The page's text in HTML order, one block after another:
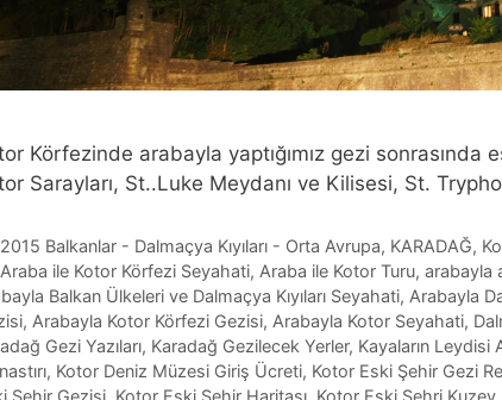
Körfezinde arabayla yaptığımız gezi
Sarayları, St..Luke Meydanı ve Kilisesi, St.
Categories
2015 Balkanlar - Dalmaçya Kıyıları - Orta Avrupa, KARADAĞ,
Tags
Araba ile Kotor Körfezi Seyahati, Araba ile Kotor Turu, arabayla
Balkan Ülkeleri ve Dalmaçya Kıyıları Seyahati, Arabayla
, Arabayla Kotor Körfezi Gezisi, Arabayla Kotor Seyahati,
Gezi Yazıları, Karadağ Gezilecek Yerler, Kayaların Leydisi
, Kotor Deniz Müzesi Giriş Ücreti, Kotor Eski Şehir Gezi
Şehir Gezisi, Kotor Eski Şehir Haritası, Kotor Eski Şehri Kuzey